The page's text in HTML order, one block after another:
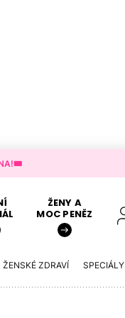
ŽENY A
MOC PENĚZ
ŽENSKÉ ZDRAVÍ SPECIÁLY